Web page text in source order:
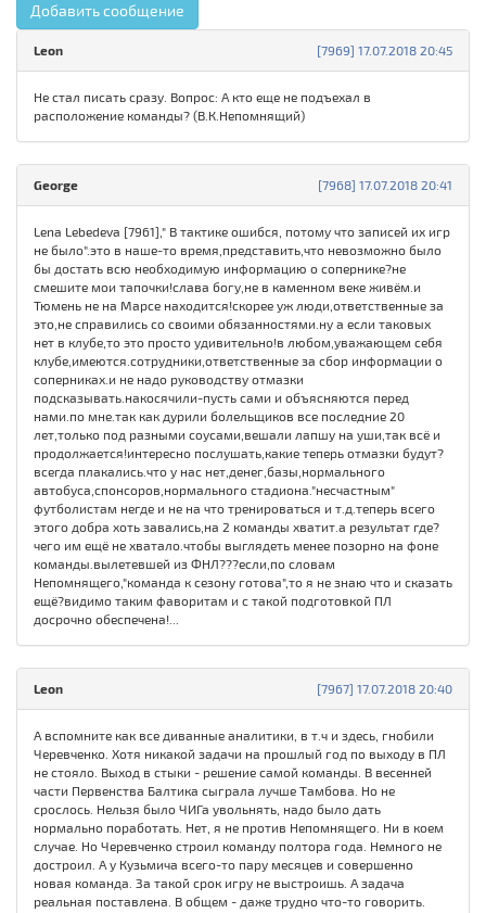
Добавить сообщение
[7969] 17.07.2018 20:45
Leon
Не стал писать сразу. Вопрос: А кто еще не подъехал в
расположение команды? (В.К.Непомнящий)
[7968] 17.07.2018 20:41
George
Lena Lebedeva [7961]," В тактике ошибся, потому что записей их игр
не было".это в наше-то время,представить,что невозможно было
бы достать всю необходимую информацию о сопернике?не
смешите мои тапочки!слава богу,не в каменном веке живём.и
Тюмень не на Марсе находится!скорее уж люди,ответственные за
это,не справились со своими обязанностями.ну а если таковых
нет в клубе,то это просто удивительно!в любом,уважающем себя
клубе,имеются.сотрудники,ответственные за сбор информации о
соперниках.и не надо руководству отмазки
подсказывать.накосячили-пусть сами и объясняются перед
нами.по мне.так как дурили болельщиков все последние 20
лет,только под разными соусами,вешали лапшу на уши,так всё и
продолжается!интересно послушать,какие теперь отмазки будут?
всегда плакались.что у нас нет,денег,базы,нормального
автобуса,спонсоров,нормального стадиона."несчастным"
футболистам негде и не на что тренироваться и т.д.теперь всего
этого добра хоть завались,на 2 команды хватит.а результат где?
чего им ещё не хватало.чтобы выглядеть менее позорно на фоне
команды.вылетевшей из ФНЛ???если,по словам
Непомнящего,"команда к сезону готова",то я не знаю что и сказать
ещё?видимо таким фаворитам и с такой подготовкой ПЛ
досрочно обеспечена!...
[7967] 17.07.2018 20:40
Leon
А вспомните как все диванные аналитики, в т.ч и здесь, гнобили
Черевченко. Хотя никакой задачи на прошлый год по выходу в ПЛ
не стояло. Выход в стыки - решение самой команды. В весенней
части Первенства Балтика сыграла лучше Тамбова. Но не
срослось. Нельзя было ЧИГа увольнять, надо было дать
нормально поработать. Нет, я не против Непомнящего. Ни в коем
случае. Но Черевченко строил команду полтора года. Немного не
достроил. А у Кузьмича всего-то пару месяцев и совершенно
новая команда. За такой срок игру не выстроишь. А задача
реальная поставлена. В общем - даже трудно что-то говорить.